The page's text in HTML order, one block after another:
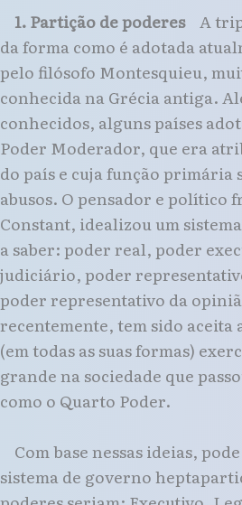
1. Partição de poderesA
da forma como é adotada
pelo filósofo Montesquieu,
conhecida na Grécia antiga.
conhecidos, alguns países
Poder Moderador, que era
do país e cuja função primária
abusos. O pensador e político
Constant, idealizou um
a saber: poder real, poder
judiciário, poder
poder representativo da
recentemente, tem sido aceita
(em todas as suas formas)
grande na sociedade que
como o Quarto Poder.
Com base nessas ideias,
sistema de governo